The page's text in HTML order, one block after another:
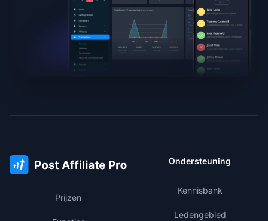
Prijzen
Ondersteuning
Kennisbank
Ledengebied